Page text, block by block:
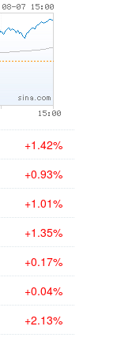
+1.42%
+0.93%
+1.01%
+1.35%
+0.17%
+0.04%
+2.13%